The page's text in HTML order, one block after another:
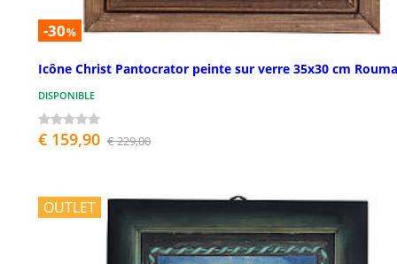
-30%
Icône Christ Pantocrator peinte sur verre 35x30 cm
DISPONIBLE
€ 159,90 € 229,00
OUTLET